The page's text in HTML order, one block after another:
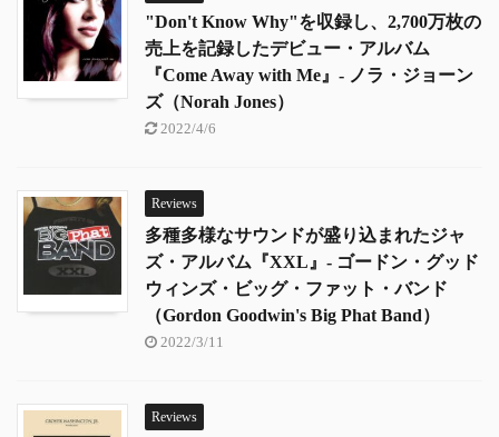
"Don't Know Why"を収録し、2,700万枚の
売上を記録したデビュー・アルバム
『Come Away with Me』- ノラ・ジョーン
ズ（Norah Jones）
2022/4/6
Reviews
多種多様なサウンドが盛り込まれたジャ
ズ・アルバム『XXL』- ゴードン・グッド
ウィンズ・ビッグ・ファット・バンド
（Gordon Goodwin's Big Phat Band）
2022/3/11
Reviews